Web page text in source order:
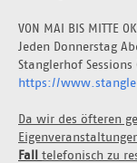
VON MAI BIS MITTE
Jeden Donnerstag
https://
Da wir des öfteren
Fall telefonisch zu